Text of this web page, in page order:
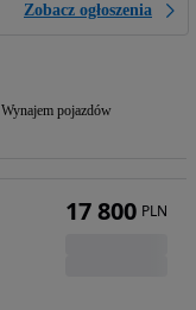
Zobacz ogłoszenia
Wynajem pojazdów
17 800 PLN